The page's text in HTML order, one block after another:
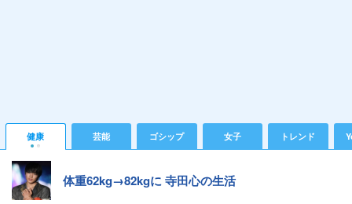
健康 芸能 ゴシップ 女子 トレンド
体重62kg→82kgに 寺田心の生活